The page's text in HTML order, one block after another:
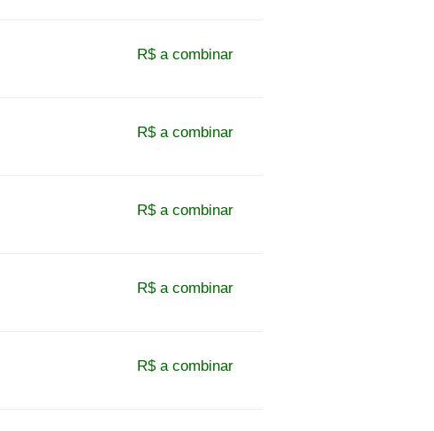
R$ a combinar
R$ a combinar
R$ a combinar
R$ a combinar
R$ a combinar